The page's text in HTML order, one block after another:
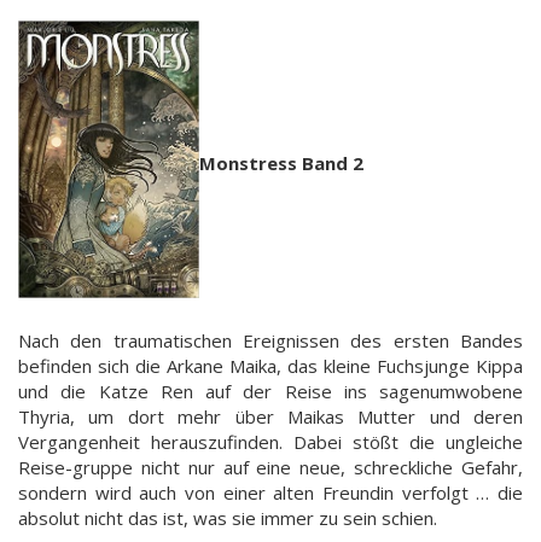
Monstress Band 2
Nach den traumatischen Ereignissen des ersten Bandes
befinden sich die Arkane Maika, das kleine Fuchsjunge Kippa
und die Katze Ren auf der Reise ins sagenumwobene
Thyria, um dort mehr über Maikas Mutter und deren
Vergangenheit herauszufinden. Dabei stößt die ungleiche
Reise-gruppe nicht nur auf eine neue, schreckliche Gefahr,
sondern wird auch von einer alten Freundin verfolgt … die
absolut nicht das ist, was sie immer zu sein schien.